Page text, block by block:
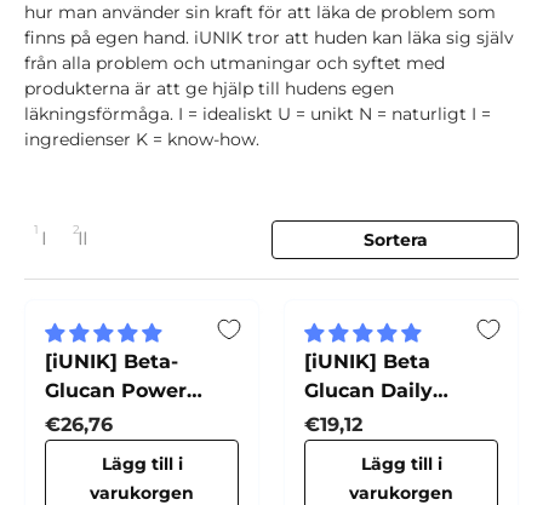
hur man använder sin kraft för att läka de problem som
finns på egen hand. iUNIK tror att huden kan läka sig själv
från alla problem och utmaningar och syftet med
produkterna är att ge hjälp till hudens egen
läkningsförmåga. I = idealiskt U = unikt N = naturligt I =
ingredienser K = know-how.
Ändra vy
1 kolumn
1
2 kolumner
2 Sortera
[iUNIK] Beta-
Glucan Power
Moisture Serum
Normalpris
€26,76
Lägg till i
varukorgen
[iUNIK] Beta
Glucan Daily
Moisture Cream
Normalpris
€19,12
Lägg till i
varukorgen